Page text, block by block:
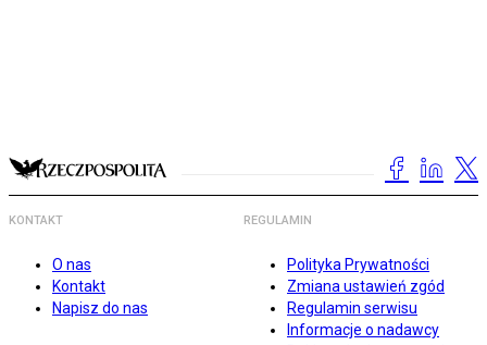
KONTAKT
O nas
Kontakt
Napisz do nas
REGULAMIN
Polityka Prywatności
Zmiana ustawień zgód
Regulamin serwisu
Informacje o nadawcy